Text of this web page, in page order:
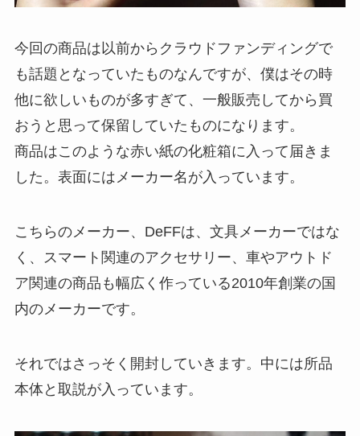
今回の商品は以前からクラウドファンディングで
も話題となっていたものなんですが、僕はその時
他に欲しいものが多すぎて、一般販売してから買
おうと思って保留していたものになります。
商品はこのような赤い紙の化粧箱に入って届きま
した。表面にはメーカー名が入っています。
こちらのメーカー、DeFFは、文具メーカーではな
く、スマート関連のアクセサリー、車やアウトド
ア関連の商品も幅広く作っている2010年創業の国
内のメーカーです。
それではさっそく開封していきます。中には所品
本体と取説が入っています。